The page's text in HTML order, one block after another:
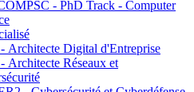
- PhD Track - Computer
Architecte Digital d'Entreprise
Architecte Réseaux et